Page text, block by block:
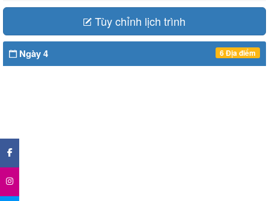
Tùy chỉnh lịch trình
Ngày 4 6 Địa điểm
×